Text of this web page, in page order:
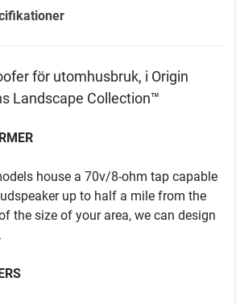
för utomhusbruk, i Origin
Landscape Collection™
house a 70v/8-ohm tap capable
up to half a mile from the
the size of your area, we can design